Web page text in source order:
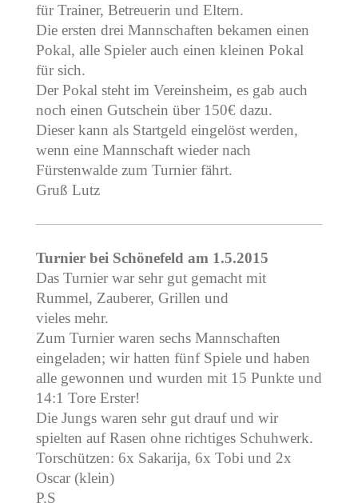
für Trainer, Betreuerin und Eltern.
Die ersten drei Mannschaften bekamen einen
Pokal, alle Spieler auch einen kleinen Pokal
für sich.
Der Pokal steht im Vereinsheim, es gab auch
noch einen Gutschein über 150€ dazu.
Dieser kann als Startgeld eingelöst werden,
wenn eine Mannschaft wieder nach
Fürstenwalde zum Turnier fährt.
Gruß Lutz
Turnier bei Schönefeld am 1.5.2015
Das Turnier war sehr gut gemacht mit
Rummel, Zauberer, Grillen und
vieles mehr.
Zum Turnier waren sechs Mannschaften
eingeladen; wir hatten fünf Spiele und haben
alle gewonnen und wurden mit 15 Punkte und
14:1 Tore Erster!
Die Jungs waren sehr gut drauf und wir
spielten auf Rasen ohne richtiges Schuhwerk.
Torschützen: 6x Sakarija, 6x Tobi und 2x
Oscar (klein)
P.S